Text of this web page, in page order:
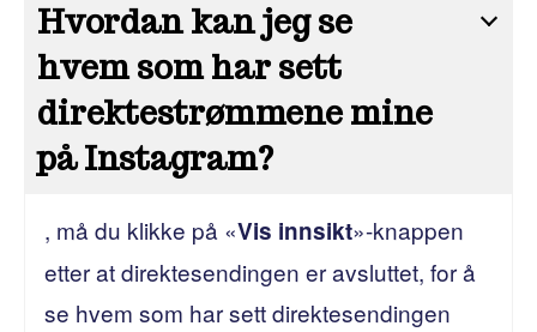
Hvordan kan jeg se
hvem som har sett
direktestrømmene mine
på Instagram?
, må du klikke på «Vis innsikt»-knappen
etter at direktesendingen er avsluttet, for å
se hvem som har sett direktesendingen